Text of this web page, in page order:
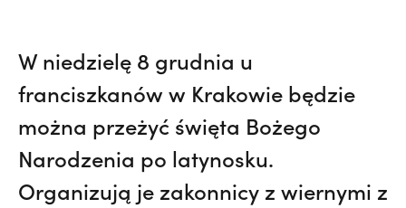
W niedzielę 8 grudnia u
franciszkanów w Krakowie będzie
można przeżyć święta Bożego
Narodzenia po latynosku.
Organizują je zakonnicy z wiernymi z